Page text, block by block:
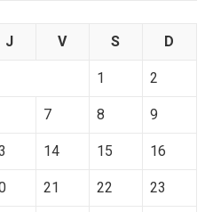
J V S D
1 2
7 8 9
14 15 16
21 22 23